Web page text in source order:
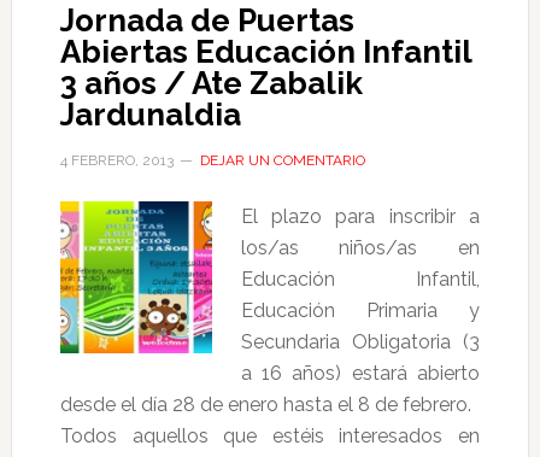
Jornada de Puertas
Abiertas Educación Infantil
3 años / Ate Zabalik
Jardunaldia
4 FEBRERO, 2013 DEJAR UN COMENTARIO
El plazo para inscribir a
los/as niños/as en
Educación Infantil,
Educación Primaria y
Secundaria Obligatoria (3
a 16 años) estará abierto
desde el día 28 de enero hasta el 8 de febrero.
Todos aquellos que estéis interesados en